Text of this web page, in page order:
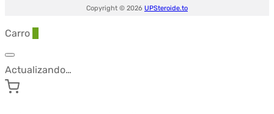
Copyright © 2026 UPSteroide.to
Carro
Actualizando…